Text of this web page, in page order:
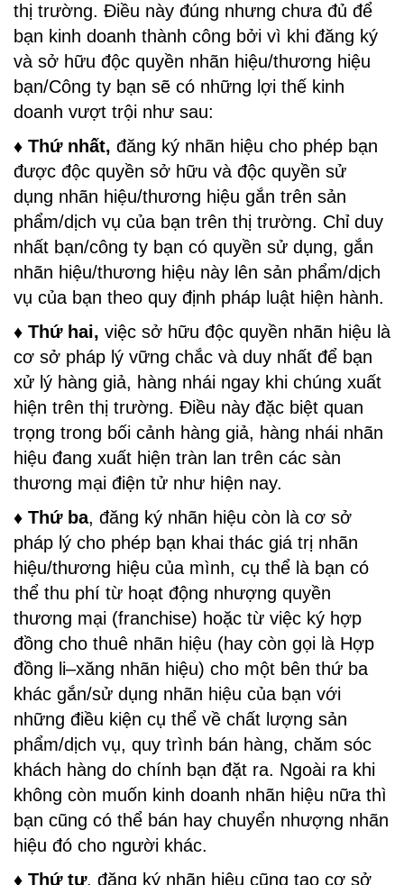
thị trường. Điều này đúng nhưng chưa đủ để
bạn kinh doanh thành công bởi vì khi đăng ký
và sở hữu độc quyền nhãn hiệu/thương hiệu
bạn/Công ty bạn sẽ có những lợi thế kinh
doanh vượt trội như sau:
♦ Thứ nhất, đăng ký nhãn hiệu cho phép bạn
được độc quyền sở hữu và độc quyền sử
dụng nhãn hiệu/thương hiệu gắn trên sản
phẩm/dịch vụ của bạn trên thị trường. Chỉ duy
nhất bạn/công ty bạn có quyền sử dụng, gắn
nhãn hiệu/thương hiệu này lên sản phẩm/dịch
vụ của bạn theo quy định pháp luật hiện hành.
♦ Thứ hai, việc sở hữu độc quyền nhãn hiệu là
cơ sở pháp lý vững chắc và duy nhất để bạn
xử lý hàng giả, hàng nhái ngay khi chúng xuất
hiện trên thị trường. Điều này đặc biệt quan
trọng trong bối cảnh hàng giả, hàng nhái nhãn
hiệu đang xuất hiện tràn lan trên các sàn
thương mại điện tử như hiện nay.
♦ Thứ ba, đăng ký nhãn hiệu còn là cơ sở
pháp lý cho phép bạn khai thác giá trị nhãn
hiệu/thương hiệu của mình, cụ thể là bạn có
thể thu phí từ hoạt động nhượng quyền
thương mại (franchise) hoặc từ việc ký hợp
đồng cho thuê nhãn hiệu (hay còn gọi là Hợp
đồng li–xăng nhãn hiệu) cho một bên thứ ba
khác gắn/sử dụng nhãn hiệu của bạn với
những điều kiện cụ thể về chất lượng sản
phẩm/dịch vụ, quy trình bán hàng, chăm sóc
khách hàng do chính bạn đặt ra. Ngoài ra khi
không còn muốn kinh doanh nhãn hiệu nữa thì
bạn cũng có thể bán hay chuyển nhượng nhãn
hiệu đó cho người khác.
♦ Thứ tư, đăng ký nhãn hiệu cũng tạo cơ sở